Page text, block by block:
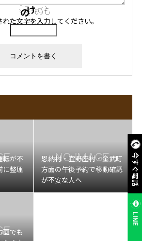
今すぐ電話
LINE
た文字を入力してください。
転が不
に整理
恩納村・宜野座村・金武町
方面の午後予約で移動確認
が不安な人へ
面でも